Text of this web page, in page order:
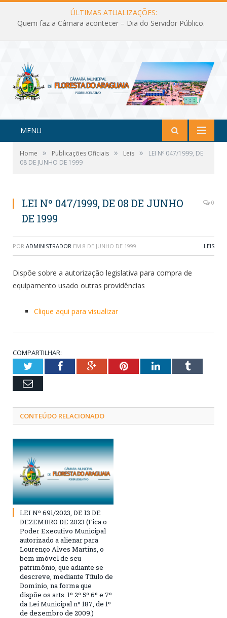
ÚLTIMAS ATUALIZAÇÕES:
Quem faz a Câmara acontecer – Dia do Servidor Público.
MENU
Home » Publicações Oficiais » Leis »
LEI Nº 047/1999, DE
08 DE JUNHO DE 1999
LEI Nº 047/1999, DE 08 DE JUNHO
DE 1999
0
POR ADMINISTRADOR EM 8 DE JUNHO DE 1999 LEIS
Dispõe sobre a autorização legislativa para compra de
equipamento usado outras providências
Clique aqui para visualizar
COMPARTILHAR:
TwitterFacebookGoogle+PinterestLinkedInTumblr
Email
CONTEÚDO RELACIONADO
LEI Nº 691/2023, DE 13 DE
DEZEMBRO DE 2023 (Fica o
Poder Executivo Municipal
autorizado a alienar para
Lourenço Alves Martins, o
bem imóvel de seu
patrimônio, que adiante se
descreve, mediante Título de
Dominio, na forma que
dispõe os arts. 1º 2º 5º 6º e 7º
da Lei Municipal nº 187, de 1º
de dezembro de 2009.)